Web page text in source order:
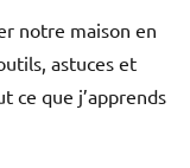
notre maison en
astuces et
ce que j’apprends